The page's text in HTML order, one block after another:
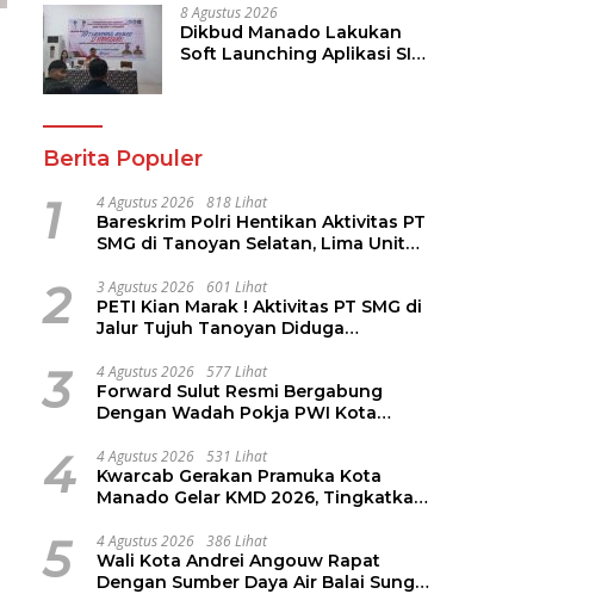
Keamanan
8 Agustus 2026
Dikbud Manado Lakukan
Soft Launching Aplikasi SI
Berita Populer
1 4 Agustus 2026 818 Lihat
Bareskrim Polri Hentikan Aktivitas PT
SMG di Tanoyan Selatan, Lima Unit
2 3 Agustus 2026 601 Lihat
PETI Kian Marak ! Aktivitas PT SMG di
Jalur Tujuh Tanoyan Diduga
3 4 Agustus 2026 577 Lihat
Forward Sulut Resmi Bergabung
Dengan Wadah Pokja PWI Kota
4 4 Agustus 2026 531 Lihat
Kwarcab Gerakan Pramuka Kota
Manado Gelar KMD 2026, Tingkatkan
Pramuka
5 4 Agustus 2026 386 Lihat
Wali Kota Andrei Angouw Rapat
Dengan Sumber Daya Air Balai Sungai